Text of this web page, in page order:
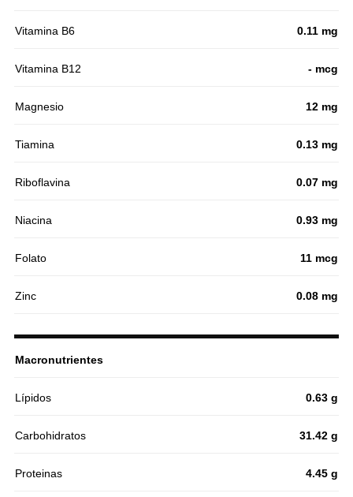
Vitamina B6 0.11 mg
Vitamina B12 - mcg
Magnesio 12 mg
Tiamina 0.13 mg
Riboflavina 0.07 mg
Niacina 0.93 mg
Folato 11 mcg
Zinc 0.08 mg
Macronutrientes
Lípidos 0.63 g
Carbohidratos 31.42 g
Proteinas 4.45 g